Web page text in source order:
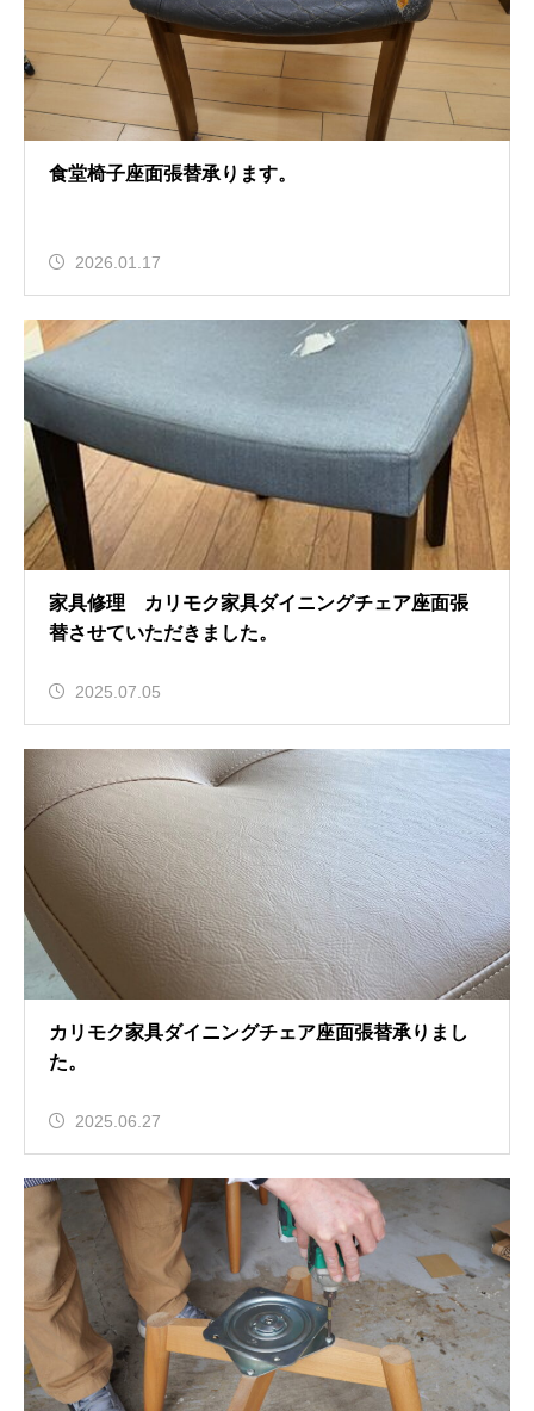
食堂椅子座面張替承ります。
2026.01.17
家具修理 カリモク家具ダイニングチェア座面張
替させていただきました。
2025.07.05
カリモク家具ダイニングチェア座面張替承りまし
た。
2025.06.27